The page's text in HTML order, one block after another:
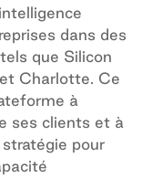
dans des
que Silicon
Charlotte. Ce
à
ses clients et à
stratégie pour